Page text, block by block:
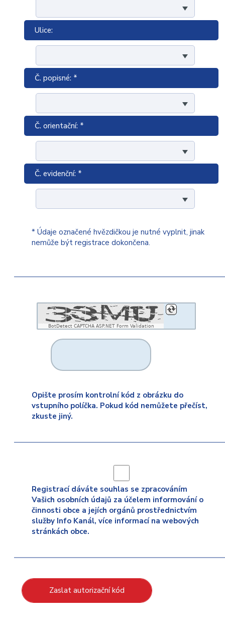
Ulice:
Č. popisné: *
Č. orientační: *
Č. evidenční: *
* Údaje označené hvězdičkou je nutné vyplnit, jinak
nemůže být registrace dokončena.
BotDetect CAPTCHA ASP.NET Form Validation
Opište prosím kontrolní kód z obrázku do
vstupního políčka. Pokud kód nemůžete přečíst,
zkuste jiný.
Registrací dáváte souhlas se zpracováním
Vašich osobních údajů za účelem informování o
činnosti obce a jejích orgánů prostřednictvím
služby Info Kanál, více informací na webových
stránkách obce.
Zaslat autorizační kód